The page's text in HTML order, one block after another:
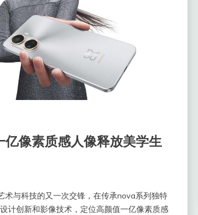
像素质感人像释放美学生
与科技的又一次交锋，在传承nova系列独特
计创新和影像技术，定位高颜值一亿像素质感